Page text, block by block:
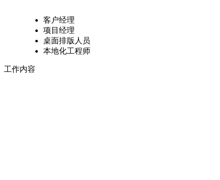
客户经理
项目经理
桌面排版人员
本地化工程师
工作内容